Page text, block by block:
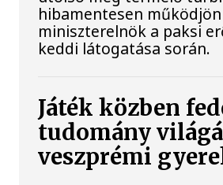
hibamentesen
miniszterelnök a paksi
keddi látogatása során.
Játék közben
tudomány
veszprémi